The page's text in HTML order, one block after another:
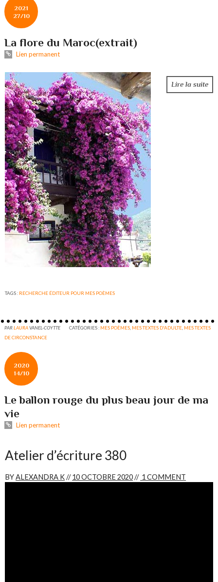
2021
27/10
La flore du Maroc(extrait)
Lien permanent
Lire la suite
TAGS : RECHERCHE ÉDITEUR POUR MES POÈMES
PARLAURAVANEL-COYTTE CATÉGORIES : MES POÈMES MES TEXTES D'ADULTE MES TEXTES
DE CIRCONSTANCE
2020
14/10
Le ballon rouge du plus beau jour de ma
vie
Lien permanent
Atelier d’écriture 380
BYALEXANDRA K//10 OCTOBRE 2020// 1 COMMENT